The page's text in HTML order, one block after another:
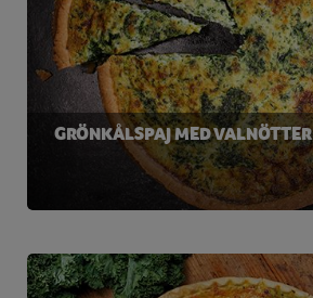
GRÖNKÅLSPAJ MED VALNÖTTER